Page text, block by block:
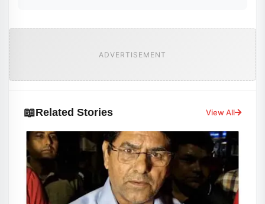
ADVERTISEMENT
📖Related Stories View All